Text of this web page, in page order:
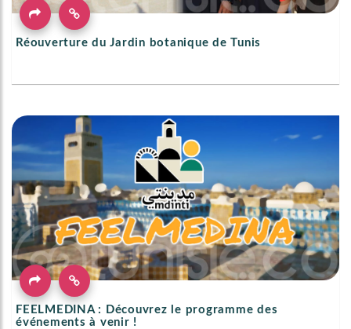
Réouverture du Jardin botanique de Tunis
FEELMEDINA : Découvrez le programme des
événements à venir !